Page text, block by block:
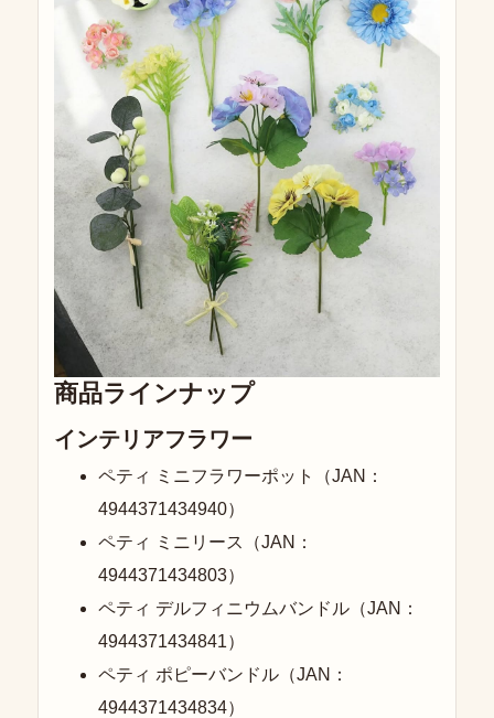
商品ラインナップ
インテリアフラワー
ペティ ミニフラワーポット（JAN：
4944371434940）
ペティ ミニリース（JAN：
4944371434803）
ペティ デルフィニウムバンドル（JAN：
4944371434841）
ペティ ポピーバンドル（JAN：
4944371434834）